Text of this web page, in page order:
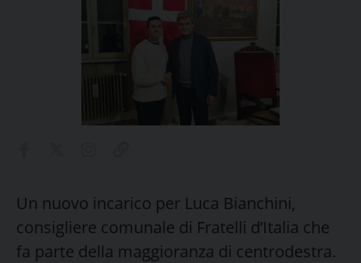
Un nuovo incarico per Luca Bianchini,
consigliere comunale di Fratelli d’Italia che
fa parte della maggioranza di centrodestra.